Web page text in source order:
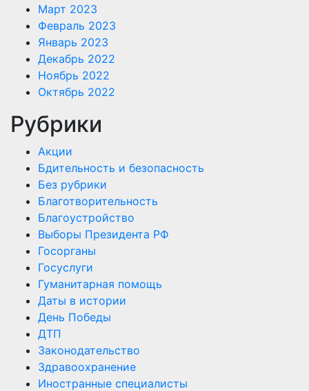
Март 2023
Февраль 2023
Январь 2023
Декабрь 2022
Ноябрь 2022
Октябрь 2022
Рубрики
Акции
Бдительность и безопасность
Без рубрики
Благотворительность
Благоустройство
Выборы Президента РФ
Госорганы
Госуслуги
Гуманитарная помощь
Даты в истории
День Победы
ДТП
Законодательство
Здравоохранение
Иностранные специалисты